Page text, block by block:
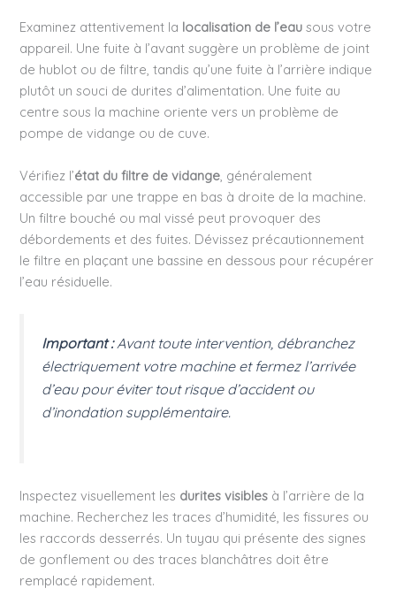
Examinez attentivement la localisation de l’eau sous votre
appareil. Une fuite à l’avant suggère un problème de joint
de hublot ou de filtre, tandis qu’une fuite à l’arrière indique
plutôt un souci de durites d’alimentation. Une fuite au
centre sous la machine oriente vers un problème de
pompe de vidange ou de cuve.
Vérifiez l’état du filtre de vidange , généralement
accessible par une trappe en bas à droite de la machine.
Un filtre bouché ou mal vissé peut provoquer des
débordements et des fuites. Dévissez précautionnement
le filtre en plaçant une bassine en dessous pour récupérer
l’eau résiduelle.
Important :Avant toute intervention, débranchez
électriquement votre machine et fermez l’arrivée
d’eau pour éviter tout risque d’accident ou
d’inondation supplémentaire.
Inspectez visuellement les durites visibles à l’arrière de la
machine. Recherchez les traces d’humidité, les fissures ou
les raccords desserrés. Un tuyau qui présente des signes
de gonflement ou des traces blanchâtres doit être
remplacé rapidement.